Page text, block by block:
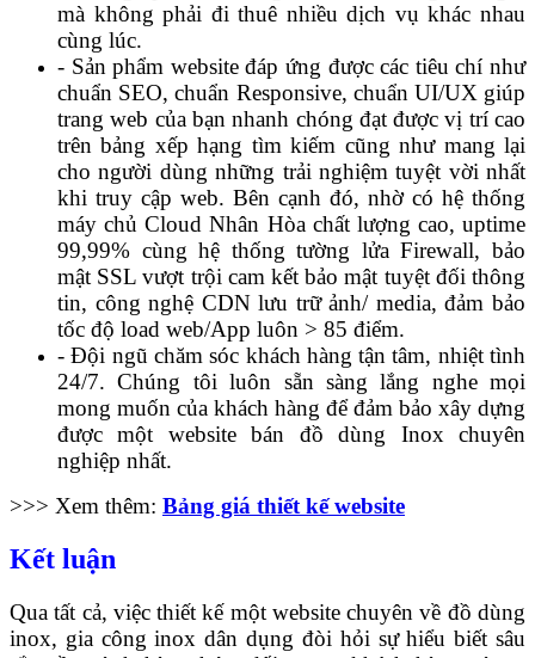
mà không phải đi thuê nhiều dịch vụ khác nhau
cùng lúc.
- Sản phẩm website đáp ứng được các tiêu chí như
chuẩn SEO, chuẩn Responsive, chuẩn UI/UX giúp
trang web của bạn nhanh chóng đạt được vị trí cao
trên bảng xếp hạng tìm kiếm cũng như mang lại
cho người dùng những trải nghiệm tuyệt vời nhất
khi truy cập web. Bên cạnh đó, nhờ có hệ thống
máy chủ Cloud Nhân Hòa chất lượng cao, uptime
99,99% cùng hệ thống tường lửa Firewall, bảo
mật SSL vượt trội cam kết bảo mật tuyệt đối thông
tin, công nghệ CDN lưu trữ ảnh/ media, đảm bảo
tốc độ load web/App luôn > 85 điểm.
- Đội ngũ chăm sóc khách hàng tận tâm, nhiệt tình
24/7. Chúng tôi luôn sẵn sàng lắng nghe mọi
mong muốn của khách hàng để đảm bảo xây dựng
được một website bán đồ dùng Inox chuyên
nghiệp nhất.
>>> Xem thêm: Bảng giá thiết kế website
Kết luận
Qua tất cả, việc thiết kế một website chuyên về đồ dùng
inox, gia công inox dân dụng đòi hỏi sự hiểu biết sâu